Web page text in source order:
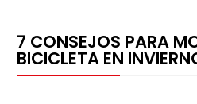
7 CONSEJOS PARA
BICICLETA EN